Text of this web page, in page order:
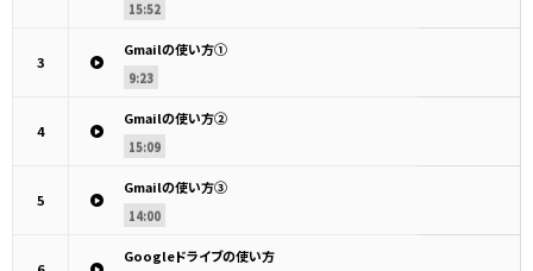
15:52
3
Gmailの使い方①
9:23
4
Gmailの使い方②
15:09
5
Gmailの使い方③
14:00
Googleドライブの使い方